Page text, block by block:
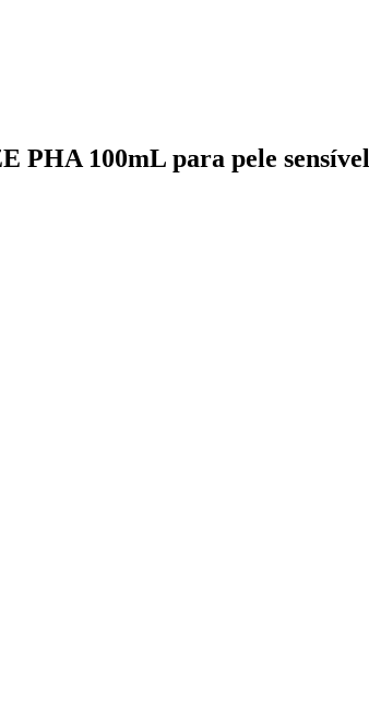
PHA 100mL para pele sensível